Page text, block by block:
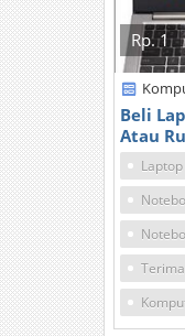
Rp. 1
Beli
Atau